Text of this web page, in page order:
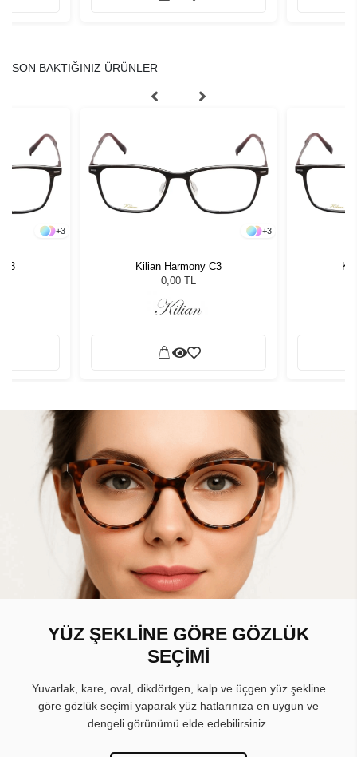
SON BAKTIĞINIZ ÜRÜNLER
+3
C3
+3
Kilian Harmony C3
0,00 TL
YÜZ ŞEKLİNE GÖRE GÖZLÜK
SEÇİMİ
Yuvarlak, kare, oval, dikdörtgen, kalp ve üçgen yüz şekline
göre gözlük seçimi yaparak yüz hatlarınıza en uygun ve
dengeli görünümü elde edebilirsiniz.